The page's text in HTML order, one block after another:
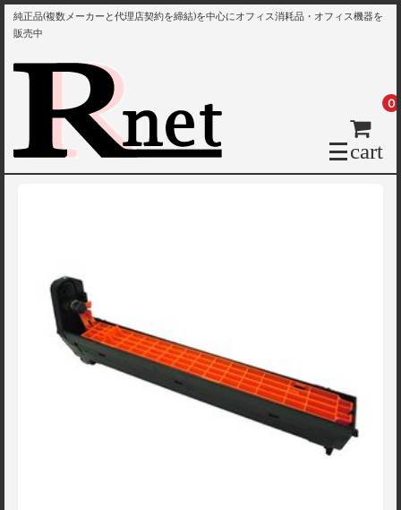
純正品(複数メーカーと代理店契約を締結)を中心にオフィス消耗品・オフィス機器を
販売中
cart
0